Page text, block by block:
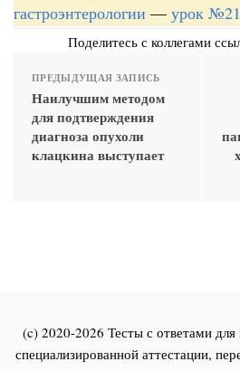
гастроэнтерологии — урок №21
Поделитесь с коллегами
ПРЕДЫДУЩАЯ ЗАПИСЬ
Наилучшим методом
для подтверждения
диагноза опухоли
клацкина выступает
(c) 2020-2026 Тесты с ответами для
специализированной аттестации,